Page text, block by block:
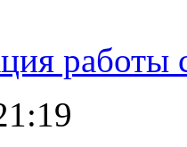
работы